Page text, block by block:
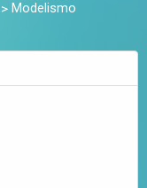
> Modelismo